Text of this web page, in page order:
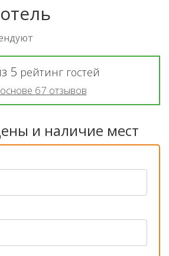
5 рейтинг гостей
67 отзывов
и наличие мест